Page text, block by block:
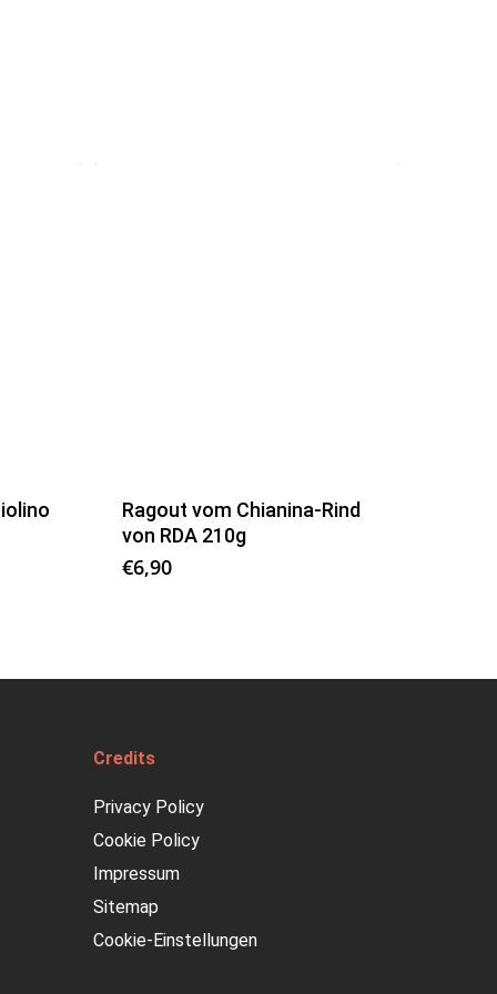
Ragout vom Chianina-Rind
von RDA 210g
€6,90
Credits
Privacy Policy
Cookie Policy
Impressum
Sitemap
Cookie-Einstellungen